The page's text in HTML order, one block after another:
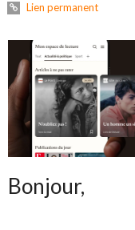
Lien permanent
Bonjour,